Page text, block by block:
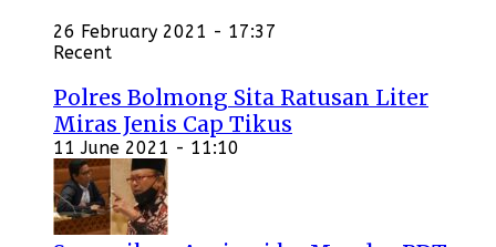
26 February 2021 - 17:37
Recent
Polres Bolmong Sita Ratusan Liter
Miras Jenis Cap Tikus
11 June 2021 - 11:10